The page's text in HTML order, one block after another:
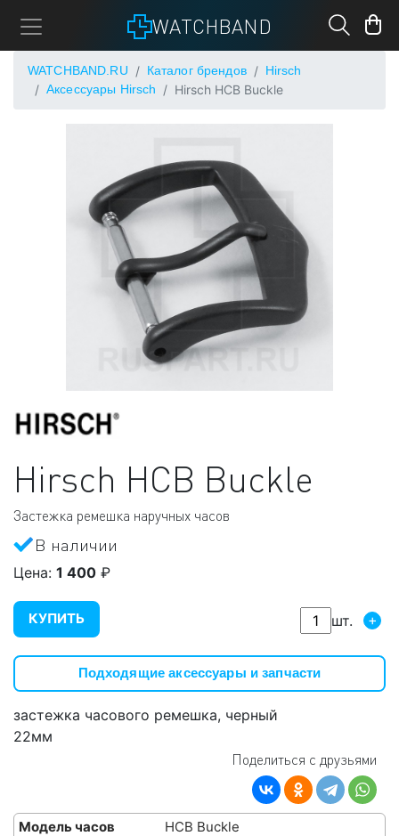
WATCHBAND
WATCHBAND.RU Каталог брендов
Hirsch
Аксессуары Hirsch
Hirsch HCB Buckle
Hirsch HCB Buckle
Застежка ремешка наручных часов
В наличии
Цена: 1 400 ₽
КУПИТЬ шт. +
Подходящие аксессуары и запчасти
застежка часового ремешка, черный
22мм
Поделиться с друзьями
Модель часов
HCB Buckle